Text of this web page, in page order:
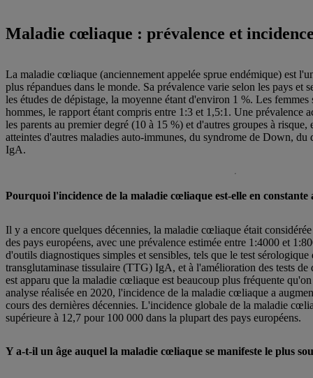
Maladie cœliaque : prévalence et
La maladie cœliaque (anciennement appelée sprue endémique) est
plus répandues dans le monde. Sa prévalence varie selon les pays et
les études de dépistage, la moyenne étant d'environ 1 %. Les
hommes, le rapport étant compris entre 1:3 et 1,5:1. Une prévalence
les parents au premier degré (10 à 15 %) et d'autres groupes à risque,
atteintes d'autres maladies auto-immunes, du syndrome de Down,
IgA.
Pourquoi l'incidence de la maladie cœliaque est-elle en constante
Il y a encore quelques décennies, la maladie cœliaque était
des pays européens, avec une prévalence estimée entre 1:4000 et
d'outils diagnostiques simples et sensibles, tels que le test
transglutaminase tissulaire (TTG) IgA, et à l'amélioration des tests de
est apparu que la maladie cœliaque est beaucoup plus fréquente
analyse réalisée en 2020, l'incidence de la maladie cœliaque a
cours des dernières décennies. L'incidence globale de la maladie
supérieure à 12,7 pour 100 000 dans la plupart des pays européens.
Y a-t-il un âge auquel la maladie cœliaque se manifeste le plus